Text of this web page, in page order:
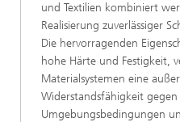
und Textilien kombiniert
Realisierung zuverlässiger
Die hervorragenden
hohe Härte und Festigkeit,
Materialsystemen eine
Widerstandsfähigkeit
Umgebungsbedingungen